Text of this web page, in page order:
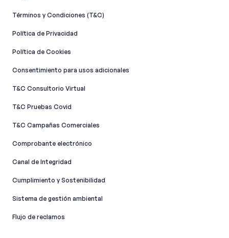
Términos y Condiciones (T&C)
Política de Privacidad
Política de Cookies
Consentimiento para usos adicionales
T&C Consultorio Virtual
T&C Pruebas Covid
T&C Campañas Comerciales
Comprobante electrónico
Canal de Integridad​
Cumplimiento y Sostenibilidad
Sistema de gestión ambiental
Flujo de reclamos